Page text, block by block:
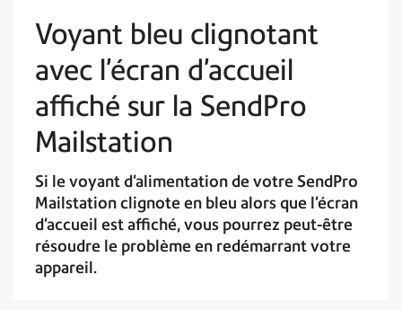
Voyant bleu clignotant
avec l’écran d’accueil
affiché sur la SendPro
Mailstation
Si le voyant d'alimentation de votre SendPro
Mailstation clignote en bleu alors que l'écran
d'accueil est affiché, vous pourrez peut-être
résoudre le problème en redémarrant votre
appareil.